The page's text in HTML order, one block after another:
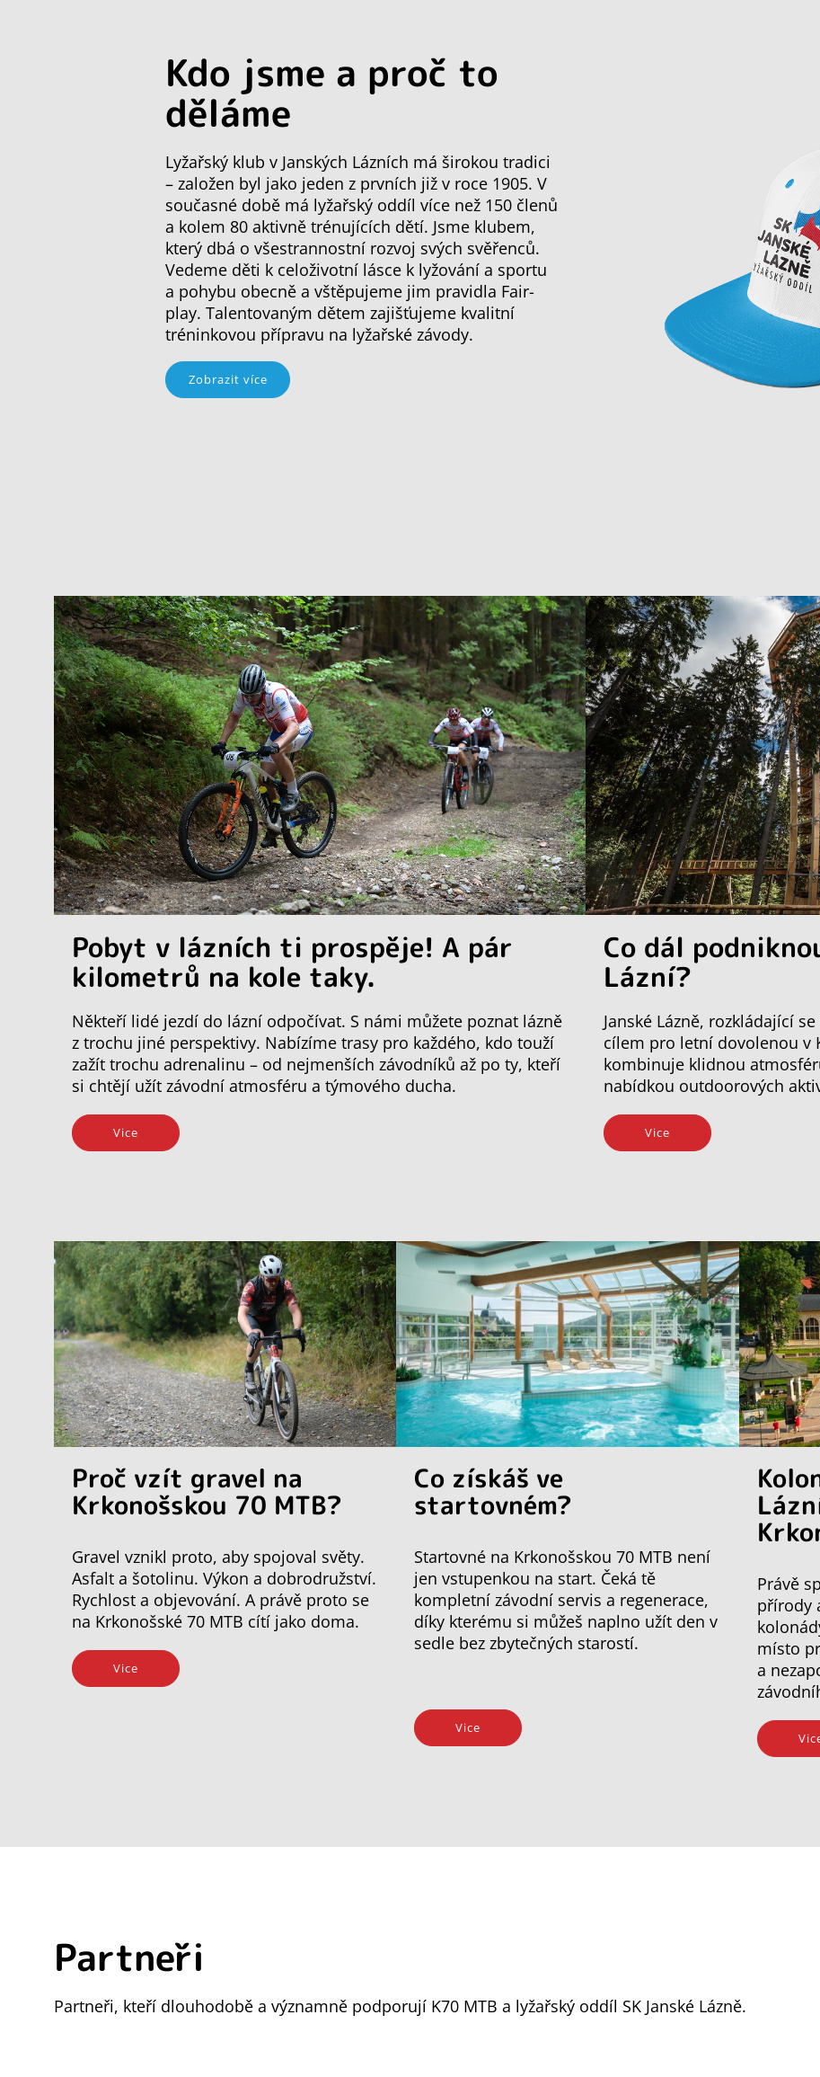
Kdo jsme a proč to
děláme
Lyžařský klub v Janských Lázních má širokou tradici
– založen byl jako jeden z prvních již v roce 1905. V
současné době má lyžařský oddíl více než 150 členů
a kolem 80 aktivně trénujících dětí. Jsme klubem,
který dbá o všestrannostní rozvoj svých svěřenců.
Vedeme děti k celoživotní lásce k lyžování a sportu
a pohybu obecně a vštěpujeme jim pravidla Fair-
play. Talentovaným dětem zajišťujeme kvalitní
tréninkovou přípravu na lyžařské závody.
Zobrazit více
Pobyt v lázních ti prospěje! A pár
kilometrů na kole taky.
Někteří lidé jezdí do lázní odpočívat. S námi můžete poznat lázně
z trochu jiné perspektivy. Nabízíme trasy pro každého, kdo touží
zažít trochu adrenalinu – od nejmenších závodníků až po ty, kteří
si chtějí užít závodní atmosféru a týmového ducha.
Vice
Co dál
Lázní?
Janské Lázně, rozkládající
cílem pro letní dovolenou v
kombinuje klidnou
nabídkou outdoorových
Vice
Proč vzít gravel na
Krkonošskou 70 MTB?
Gravel vznikl proto, aby spojoval světy.
Asfalt a šotolinu. Výkon a dobrodružství.
Rychlost a objevování. A právě proto se
na Krkonošské 70 MTB cítí jako doma.
Vice
Co získáš ve
startovném?
Startovné na Krkonošskou 70 MTB není
jen vstupenkou na start. Čeká tě
kompletní závodní servis a regenerace,
díky kterému si můžeš naplno užít den v
sedle bez zbytečných starostí.
Vice
Právě
přírody
místo
a
Partneři
Partneři, kteří dlouhodobě a významně podporují K70 MTB a lyžařský oddíl SK Janské Lázně.